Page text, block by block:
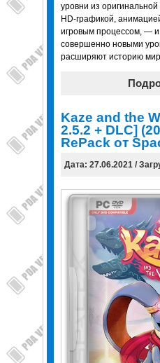
уровни из
HD-графикой,
игровым процессом, — и
совершенно новыми
расширяют историю
Kaze and the
2.5.2 + DLC]
RePack от
Дата: 27.06.2021 /